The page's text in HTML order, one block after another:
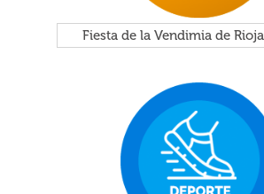
Fiesta de la Vendimia de